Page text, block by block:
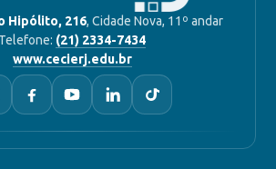
Hipólito, 216, Cidade Nova, 11º andar
Telefone: (21) 2334-7434
www.cecierj.edu.br